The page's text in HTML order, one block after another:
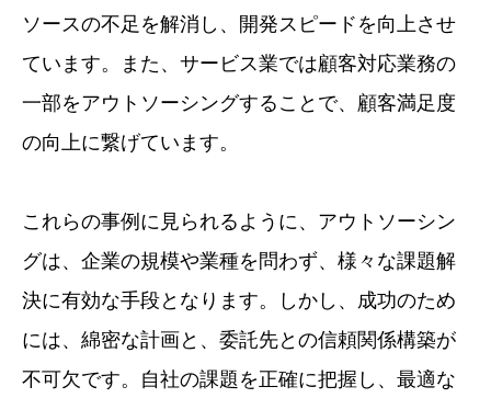
ソースの不足を解消し、開発スピードを向上させ
ています。また、サービス業では顧客対応業務の
一部をアウトソーシングすることで、顧客満足度
の向上に繋げています。
これらの事例に見られるように、アウトソーシン
グは、企業の規模や業種を問わず、様々な課題解
決に有効な手段となります。しかし、成功のため
には、綿密な計画と、委託先との信頼関係構築が
不可欠です。自社の課題を正確に把握し、最適な